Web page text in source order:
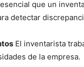
que un
detectar
El inventarista
de la empresa.